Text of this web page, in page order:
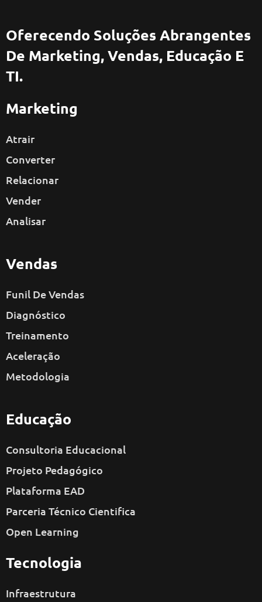
Oferecendo Soluções Abrangentes
De Marketing, Vendas, Educação E
TI.
Marketing
Atrair
Converter
Relacionar
Vender
Analisar
Vendas
Funil De Vendas
Diagnóstico
Treinamento
Aceleração
Metodologia
Educação
Consultoria Educacional
Projeto Pedagógico
Plataforma EAD
Parceria Técnico Cientifica
Open Learning
Tecnologia
Infraestrutura